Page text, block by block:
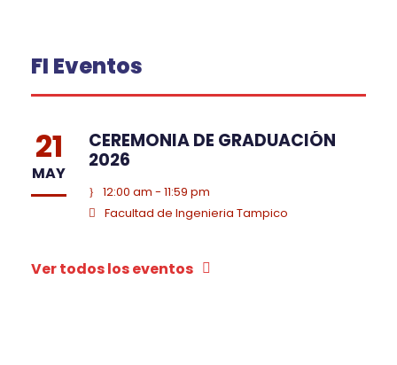
FI Eventos
21
MAY
CEREMONIA DE GRADUACIÓN
2026
12:00 am - 11:59 pm
Facultad de Ingenieria Tampico
Ver todos los eventos